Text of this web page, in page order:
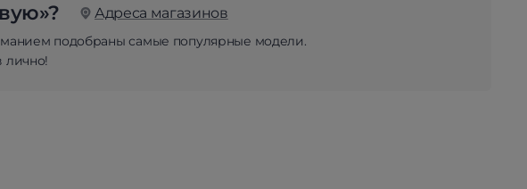
Адреса магазинов
подобраны самые популярные модели.
лично!